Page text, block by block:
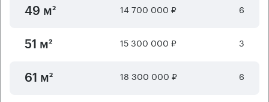
49 м² 14 700 000 ₽ 6
51 м² 15 300 000 ₽ 3
61 м² 18 300 000 ₽ 6